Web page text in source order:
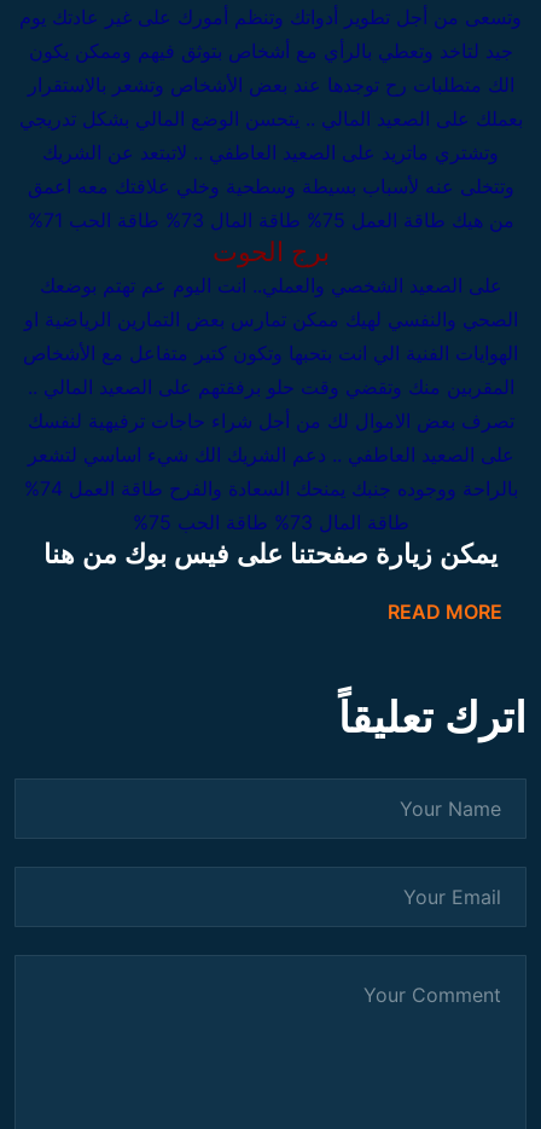
وتسعى من أجل تطوير أدواتك وتنظم أمورك على غير عادتك يوم
جيد لتاخد وتعطي بالرأي مع أشخاص بتوثق فيهم وممكن يكون
الك متطلبات رح توجدها عند بعض الأشخاص وتشعر بالاستقرار
بعملك على الصعيد المالي .. يتحسن الوضع المالي بشكل تدريجي
وتشتري ماتريد على الصعيد العاطفي .. لاتبتعد عن الشريك
وتتخلى عنه لأسباب بسيطة وسطحية وخلي علاقتك معه اعمق
من هيك طاقة العمل 75% طاقة المال 73% طاقة الحب 71%
برج الحوت
على الصعيد الشخصي والعملي.. انت اليوم عم تهتم بوضعك
الصحي والنفسي لهيك ممكن تمارس بعض التمارين الرياضية او
الهوايات الفنية الي انت بتحبها وتكون كتير متفاعل مع الأشخاص
المقربين منك وتقضي وقت حلو برفقتهم على الصعيد المالي ..
تصرف بعض الاموال لك من أجل شراء حاجات ترفيهية لنفسك
على الصعيد العاطفي .. دعم الشريك الك شيء اساسي لتشعر
بالراحة ووجوده جنبك يمنحك السعادة والفرح طاقة العمل 74%
طاقة المال 73%
طاقة الحب 75%
يمكن زيارة صفحتنا على فيس بوك من هنا
READ MORE
اترك تعليقاً